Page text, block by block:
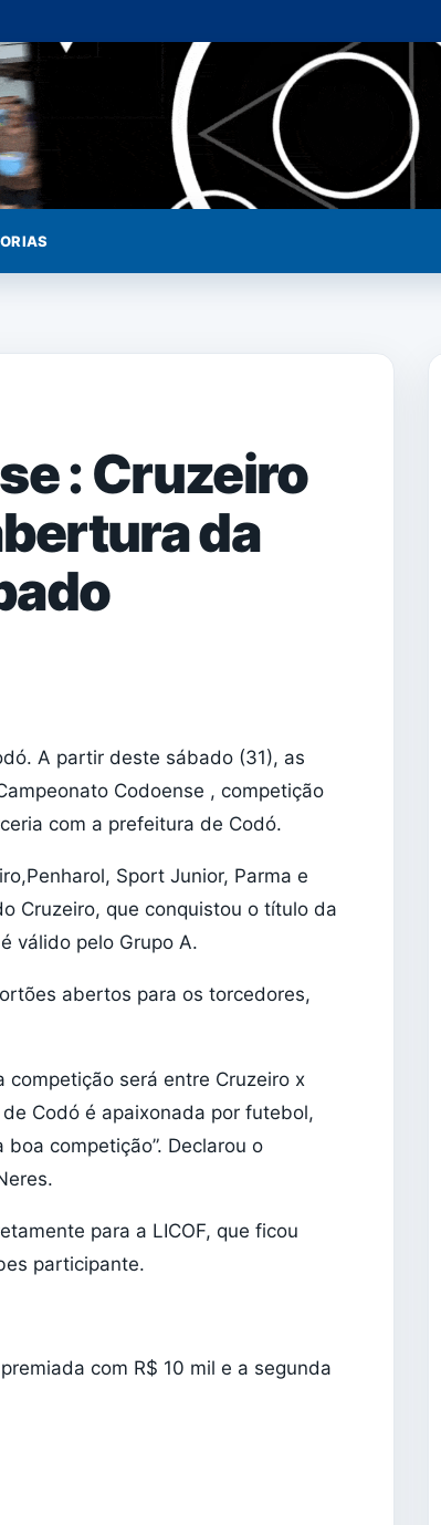
: Cruzeiro
da
A partir deste sábado (31), as
Codoense , competição
com a prefeitura de Codó.
Sport Junior, Parma e
Cruzeiro, que conquistou o título da
válido pelo Grupo A.
abertos para os torcedores,
será entre Cruzeiro x
Codó é apaixonada por futebol,
competição”. Declarou o
para a LICOF, que ficou
participante.
com R$ 10 mil e a segunda